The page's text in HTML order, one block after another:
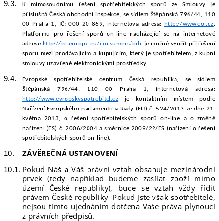
K mimosoudnímu řešení spotřebitelských sporů ze Smlouvy je
příslušná Česká obchodní inspekce, se sídlem Štěpánská 796/44, 110
00 Praha 1, IČ: 000 20 869, internetová adresa:
http://www.coi.cz.
Platformu pro řešení sporů on-line nacházející se na internetové
adrese http://ec.europa.eu/consumers/odr je možné využít při řešení
sporů mezi prodávajícím a kupujícím, který je spotřebitelem, z kupní
smlouvy uzavřené elektronickými prostředky.
Evropské spotřebitelské centrum Česká republika, se sídlem
Štěpánská 796/44, 110 00 Praha 1, internetová adresa:
http://www.evropskyspotrebitel.cz je kontaktním místem podle
Nařízení Evropského parlamentu a Rady (EU) č. 524/2013 ze dne 21.
května 2013, o řešení spotřebitelských sporů on-line a o změně
nařízení (ES) č. 2006/2004 a směrnice 2009/22/ES (nařízení o řešení
spotřebitelských sporů on-line).
ZÁVĚREČNÁ USTANOVENÍ
Pokud Náš a Váš právní vztah obsahuje mezinárodní
prvek (tedy například budeme zasílat zboží mimo
území České republiky), bude se vztah vždy řídit
právem České republiky. Pokud jste však spotřebitelé,
nejsou tímto ujednáním dotčena Vaše práva plynoucí
z právních předpisů.